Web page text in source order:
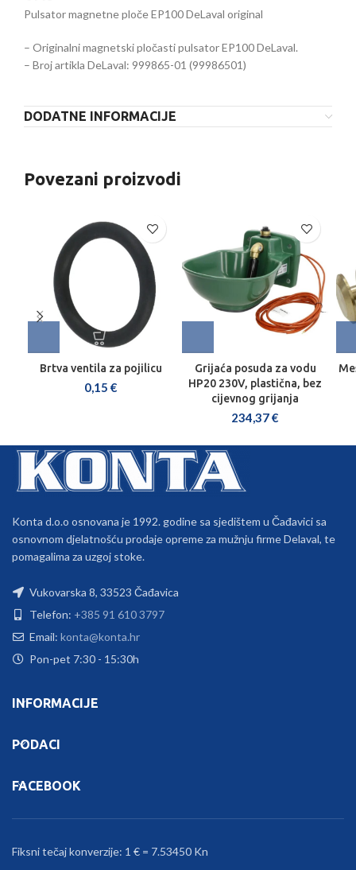
Pulsator magnetne ploče EP100 DeLaval original
– Originalni magnetski pločasti pulsator EP100 DeLaval.
– Broj artikla DeLaval: 999865-01 (99986501)
DODATNE INFORMACIJE
Povezani proizvodi
Brtva ventila za pojilicu
0,15 €
Grijaća posuda za vodu
HP20 230V, plastična, bez
cijevnog grijanja
234,37€
Konta d.o.o osnovana je 1992. godine sa sjedištem u Čađavici sa
osnovnom djelatnošću prodaje opreme za mužnju firme Delaval, te
pomagalima za uzgoj stoke.
Vukovarska 8, 33523 Čađavica
Telefon: +385 91 610 3797
Email: konta@konta.hr
Pon-pet 7:30 - 15:30h
INFORMACIJE
PODACI
FACEBOOK
Fiksni tečaj konverzije: 1 € = 7.53450 Kn